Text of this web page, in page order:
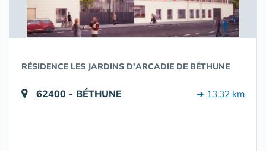
RÉSIDENCE LES JARDINS D'ARCADIE DE BÉTHUNE
62400 - BÉTHUNE ➔ 13.32 km